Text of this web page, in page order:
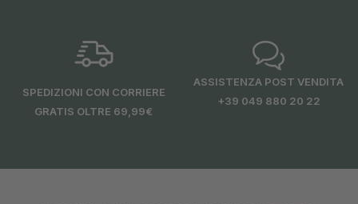
SPEDIZIONI CON CORRIERE
GRATIS OLTRE 69,99€
ASSISTENZA POST VENDITA
+39 049 880 20 22